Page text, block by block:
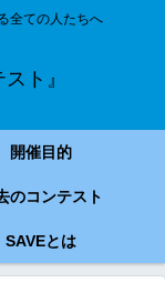
全ての人たちへ
ト』
開催目的
のコンテスト
SAVEとは